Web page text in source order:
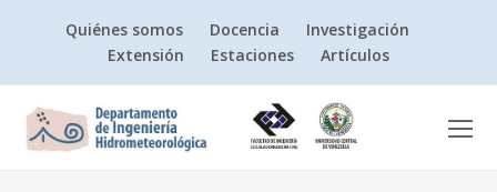
Quiénes somos Docencia
Investigación
Extensión
Estaciones Artículos